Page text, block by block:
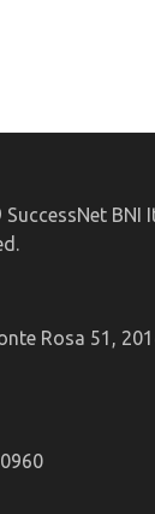
BNI
Rosa 51,